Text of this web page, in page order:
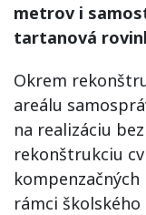
metrov i
tartanová
Okrem
areálu
na realizáciu
rekonštrukciu
rámci